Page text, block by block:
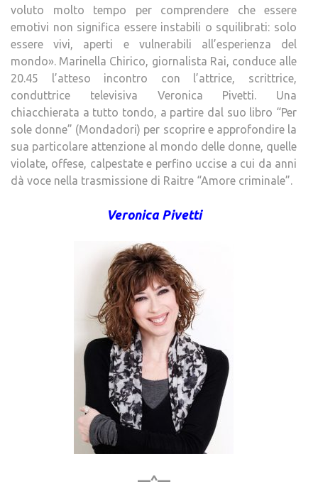
voluto molto tempo per comprendere che essere
emotivi non significa essere instabili o squilibrati: solo
essere vivi, aperti e vulnerabili all’esperienza del
mondo». Marinella Chirico, giornalista Rai, conduce alle
20.45 l’atteso incontro con l’attrice, scrittrice,
conduttrice televisiva Veronica Pivetti. Una
chiacchierata a tutto tondo, a partire dal suo libro “Per
sole donne” (Mondadori) per scoprire e approfondire la
sua particolare attenzione al mondo delle donne, quelle
violate, offese, calpestate e perfino uccise a cui da anni
dà voce nella trasmissione di Raitre “Amore criminale”.
Veronica Pivetti
—^—